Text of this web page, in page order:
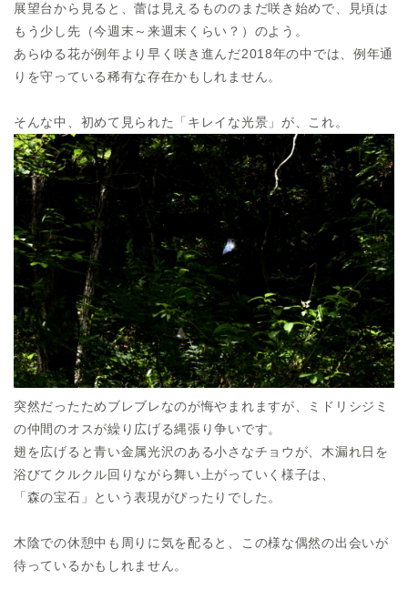
展望台から見ると、蕾は見えるもののまだ咲き始めで、見頃は
もう少し先（今週末～来週末くらい？）のよう。
あらゆる花が例年より早く咲き進んだ2018年の中では、例年通
りを守っている稀有な存在かもしれません。
そんな中、初めて見られた「キレイな光景」が、これ。
突然だったためブレブレなのが悔やまれますが、ミドリシジミ
の仲間のオスが繰り広げる縄張り争いです。
翅を広げると青い金属光沢のある小さなチョウが、木漏れ日を
浴びてクルクル回りながら舞い上がっていく様子は、
「森の宝石」という表現がぴったりでした。
木陰での休憩中も周りに気を配ると、この様な偶然の出会いが
待っているかもしれません。